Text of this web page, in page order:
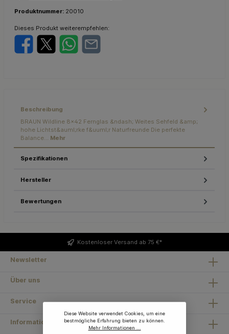
Produktnummer: 20010
Dieses Produkt weiterempfehlen:
Beschreibung
BRAUN Wildline 8x42 Fernglas &ndash; Weites Sehfeld &amp;
hohe Lichtst&auml;rke f&uuml;r Naturfreunde Die perfekte
Balance… Mehr
Spezifikationen
Hersteller
Bewertungen
Kostenloser Versand ab 75 €*
Newsletter
Über uns
Service
Information
Diese Website verwendet Cookies, um eine
bestmögliche Erfahrung bieten zu können.
Mehr Informationen ...